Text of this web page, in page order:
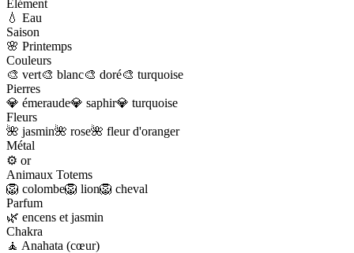
Élément
💧 Eau
Saison
🌸 Printemps
Couleurs
🎨 vert🎨 blanc🎨 doré🎨 turquoise
Pierres
💎 émeraude💎 saphir💎 turquoise
Fleurs
🌺 jasmin🌺 rose🌺 fleur d'oranger
Métal
⚙️ or
Animaux Totems
🦁 colombe🦁 lion🦁 cheval
Parfum
🌿 encens et jasmin
Chakra
🧘 Anahata (cœur)